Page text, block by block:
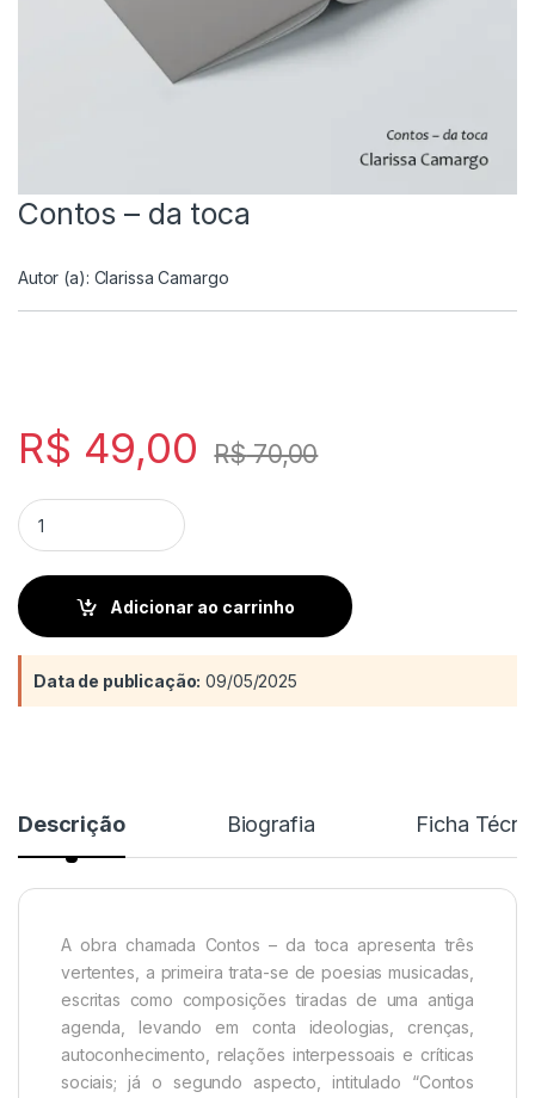
Contos – da toca
Autor (a): Clarissa Camargo
R$ 49,00 R$70,00
Contos - da toca quantity
Adicionar ao carrinho
Data de publicação: 09/05/2025
Descrição Biografia Ficha
A obra chamada Contos – da toca apresenta três
vertentes, a primeira trata-se de poesias musicadas,
escritas como composições tiradas de uma antiga
agenda, levando em conta ideologias, crenças,
autoconhecimento, relações interpessoais e críticas
sociais; já o segundo aspecto, intitulado “Contos